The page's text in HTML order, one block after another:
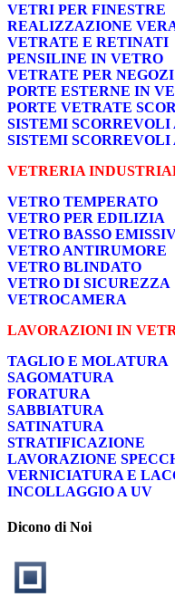
VETRI PER FINESTRE
REALIZZAZIONE
VETRATE E RETINATI
PENSILINE IN VETRO
VETRATE PER NEGOZI
PORTE ESTERNE IN
PORTE VETRATE
SISTEMI SCORREVOLI
SISTEMI SCORREVOLI
VETRERIA
VETRO TEMPERATO
VETRO PER EDILIZIA
VETRO BASSO
VETRO ANTIRUMORE
VETRO BLINDATO
VETRO DI SICUREZZA
VETROCAMERA
LAVORAZIONI IN
TAGLIO E MOLATURA
SAGOMATURA
FORATURA
SABBIATURA
SATINATURA
STRATIFICAZIONE
LAVORAZIONE
VERNICIATURA E
INCOLLAGGIO A UV
Dicono di Noi